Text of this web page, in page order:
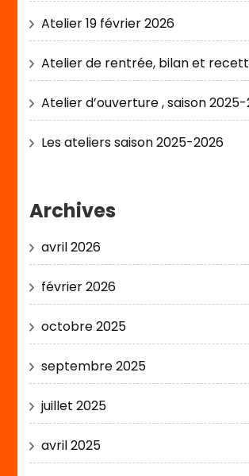
Atelier 19 février 2026
Atelier de rentrée, bilan et
Atelier d’ouverture , saison
Les ateliers saison 2025-2026
Archives
avril 2026
février 2026
octobre 2025
septembre 2025
juillet 2025
avril 2025